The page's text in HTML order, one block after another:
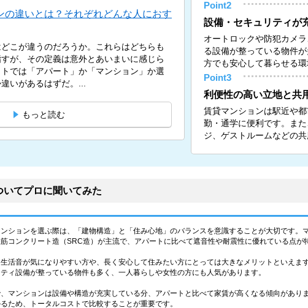
の違いとは？それぞれどんな人におす
こが違うのだろうか。これらはどちらも
が、その定義は意外とあいまいに感じら
では「アパート」か「マンション」か選
いがあるはずだ。...
もっと読む
Point2
設備・セキュリティが
オートロックや防犯カメ
る設備が整っている物件
方でも安心して暮らせる環
Point3
利便性の高い立地と共
賃貸マンションは駅近や
勤・通学に便利です。ま
ジ、ゲストルームなどの
てプロに聞いてみた
ションを選ぶ際は、「建物構造」と「住み心地」のバランスを意識することが大切です。
コンクリート造（SRC造）が主流で、アパートに比べて遮音性や耐震性に優れている点が
活音が気になりやすい方や、長く安心して住みたい方にとっては大きなメリットといえま
ィ設備が整っている物件も多く、一人暮らしや女性の方にも人気があります。
マンションは設備や構造が充実している分、アパートと比べて家賃が高くなる傾向があり
ため、トータルコストで比較することが重要です。